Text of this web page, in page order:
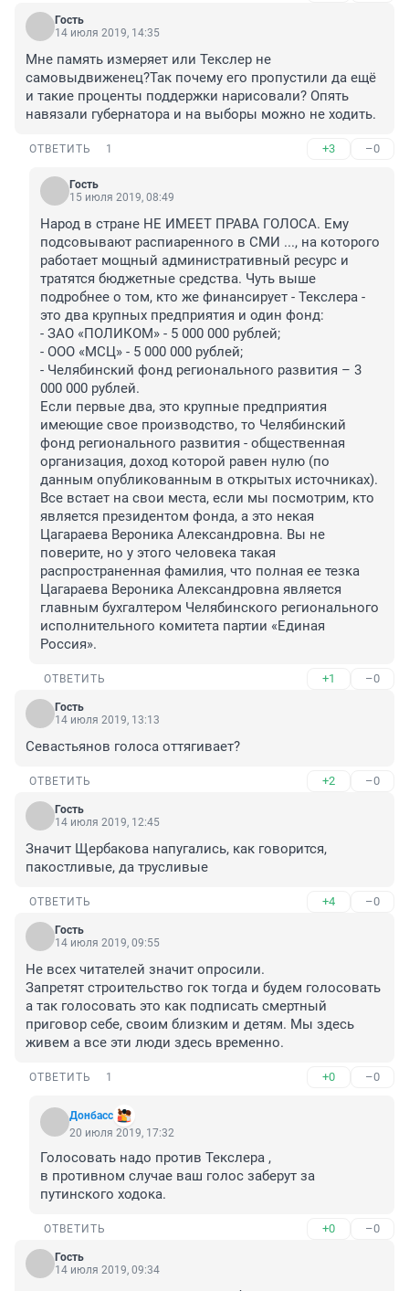
Гость
14 июля 2019, 14:35
Мне память измеряет или Текслер не
самовыдвиженец?Так почему его пропустили да ещё
и такие проценты поддержки нарисовали? Опять
навязали губернатора и на выборы можно не ходить.
ОТВЕТИТЬ 1 +3 –0
Гость
15 июля 2019, 08:49
Народ в стране НЕ ИМЕЕТ ПРАВА ГОЛОСА. Ему
подсовывают распиаренного в СМИ ..., на которого
работает мощный административный ресурс и
тратятся бюджетные средства. Чуть выше
подробнее о том, кто же финансирует - Текслера -
это два крупных предприятия и один фонд:
- ЗАО «ПОЛИКОМ» - 5 000 000 рублей;
- ООО «МСЦ» - 5 000 000 рублей;
- Челябинский фонд регионального развития – 3
000 000 рублей.
Если первые два, это крупные предприятия
имеющие свое производство, то Челябинский
фонд регионального развития - общественная
организация, доход которой равен нулю (по
данным опубликованным в открытых источниках).
Все встает на свои места, если мы посмотрим, кто
является президентом фонда, а это некая
Цагараева Вероника Александровна. Вы не
поверите, но у этого человека такая
распространенная фамилия, что полная ее тезка
Цагараева Вероника Александровна является
главным бухгалтером Челябинского регионального
исполнительного комитета партии «Единая
Россия».
ОТВЕТИТЬ +1 –0
Гость
14 июля 2019, 13:13
Севастьянов голоса оттягивает?
ОТВЕТИТЬ +2 –0
Гость
14 июля 2019, 12:45
Значит Щербакова напугались, как говорится,
пакостливые, да трусливые
ОТВЕТИТЬ +4 –0
Гость
14 июля 2019, 09:55
Не всех читателей значит опросили.
Запретят строительство гок тогда и будем голосовать
а так голосовать это как подписать смертный
приговор себе, своим близким и детям. Мы здесь
живем а все эти люди здесь временно.
ОТВЕТИТЬ 1 +0 –0
Донбасс
20 июля 2019, 17:32
Голосовать надо против Текслера ,
в противном случае ваш голос заберут за
путинского ходока.
ОТВЕТИТЬ +0 –0
Гость
14 июля 2019, 09:34